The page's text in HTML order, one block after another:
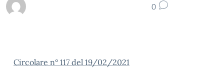
0
Circolare n° 117 del 19/02/2021